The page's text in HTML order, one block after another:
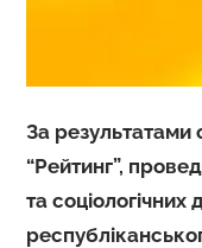
За результатами
“Рейтинг”,
та